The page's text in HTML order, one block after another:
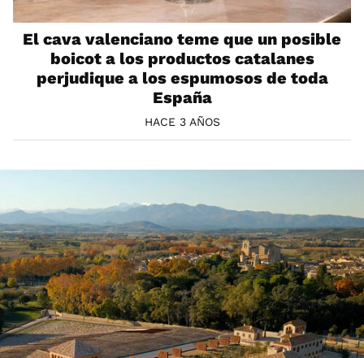
El cava valenciano teme que un posible
boicot a los productos catalanes
perjudique a los espumosos de toda
España
HACE 3 AÑOS